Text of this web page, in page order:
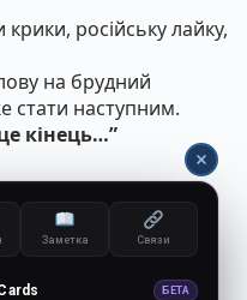
російську лайку,
на брудний
стати наступним.
кінець…”
бронежилет.
бляха!”
Заметка Связи
БЕТА